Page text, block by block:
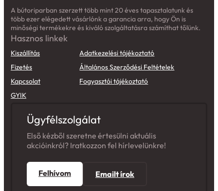
több ezer elégedett vásárlónk a garancia arra, hogy Ön is
minőségi termékekre és kiváló szolgáltatásra számíthat tőlünk.
Hasznos linkek
Kiszállítás
Fizetés
Kapcsolat
GYIK
Általános Szerződési Feltételek
Fogyasztói tájékoztató
Első kézből szeretne értesülni aktuális
akcióinkról? Iratkozzon fel hírlevelünkre!
Felhívom